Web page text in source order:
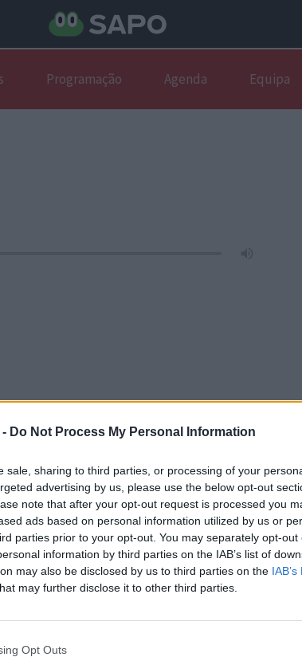
Do Not Process My Personal Information
sale, sharing to third parties, or processing of your
advertising by us, please use the below opt-out
note that after your opt-out request is processed you
ads based on personal information utilized by us or
parties prior to your opt-out. You may separately opt-out
information by third parties on the IAB’s list of
may also be disclosed by us to third parties on the
may further disclose it to other third parties.
Opt Outs
Programação Agenda Equipa